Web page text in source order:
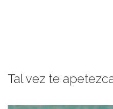
Tal vez te